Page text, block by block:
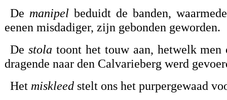
De manipel beduidt de banden,
eenen misdadiger, zijn gebonden geworden.
De stola toont het touw aan, hetwelk
dragende naar den Calvarieberg werd
Hetmiskleedstelt ons het purpergewaad